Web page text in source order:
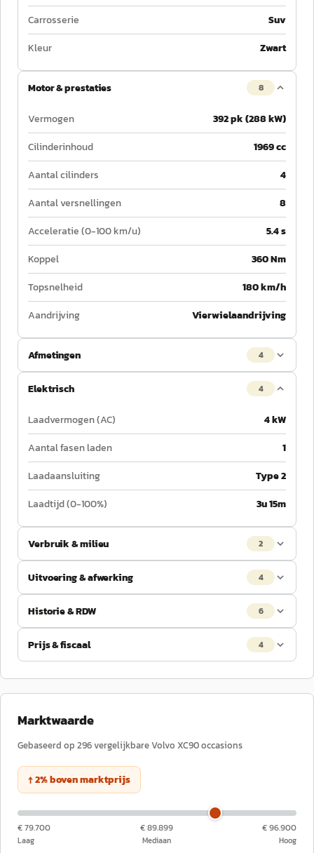
Carrosserie
Suv
Kleur
Zwart
Motor & prestaties 8
Vermogen
392 pk (288 kW)
Cilinderinhoud
1969 cc
Aantal cilinders
4
Aantal versnellingen
8
Acceleratie (0-100 km/u)
5.4 s
Koppel
360 Nm
Topsnelheid
180 km/h
Aandrijving
Vierwielaandrijving
Afmetingen 4
Elektrisch 4
Laadvermogen (AC)
4 kW
Aantal fasen laden
1
Laadaansluiting
Type 2
Laadtijd (0-100%)
3u 15m
Verbruik & milieu 2
Uitvoering & afwerking 4
Historie & RDW 6
Prijs & fiscaal 4
Marktwaarde
Gebaseerd op 296vergelijkbareVolvo XC90occasions
↑2%bovenmarktprijs
€ 79.700
Laag
€ 89.899
Mediaan
€ 96.900
Hoog